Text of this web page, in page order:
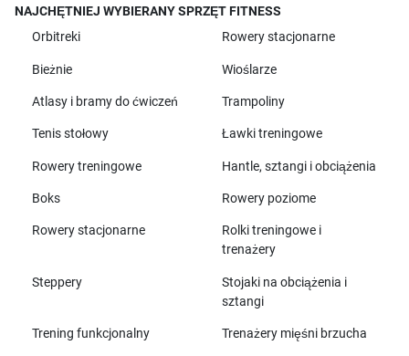
NAJCHĘTNIEJ WYBIERANY SPRZĘT FITNESS
Orbitreki
Rowery stacjonarne
Bieżnie Wioślarze
Atlasy i bramy do ćwiczeń Trampoliny
Tenis stołowy Ławki treningowe
Rowery treningowe Hantle, sztangi i obciążenia
Boks Rowery poziome
Rowery stacjonarne
Rolki treningowe i
trenażery
Steppery
Stojaki na obciążenia i
sztangi
Trening funkcjonalny Trenażery mięśni brzucha